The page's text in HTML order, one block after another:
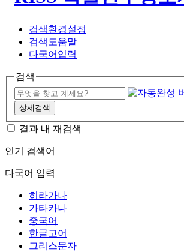
검색환경설정
검색도움말
다국어입력
검색
상세검색
결과 내 재검색
인기 검색어
다국어 입력
히라가나
가타카나
중국어
한글고어
그리스문자